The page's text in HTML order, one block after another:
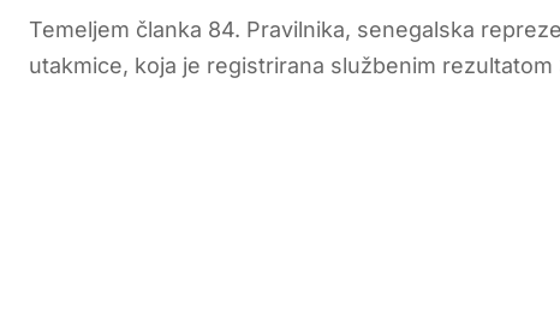
Temeljem članka 84. Pravilnika, senegalska
utakmice, koja je registrirana službenim rezultatom